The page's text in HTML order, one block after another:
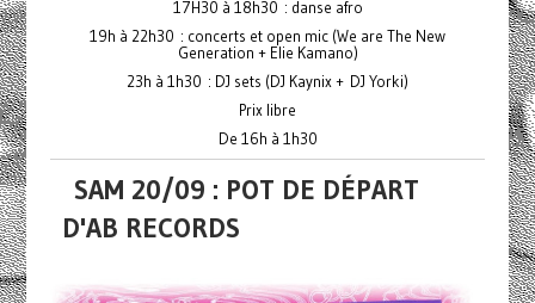
17H30 à 18h30 : danse afro
19h à 22h30 : concerts et open mic (We are The New
Generation + Elie Kamano)
23h à 1h30 : DJ sets (DJ Kaynix + DJ Yorki)
Prix libre
De 16h à 1h30
SAM 20/09 : POT DE DÉPART
D'AB RECORDS